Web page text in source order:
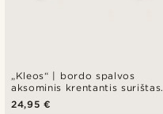
„Kleos“ | bordo spalvos
aksominis krentantis surištas
peteliškės formos kaklaraištis
24,95 €